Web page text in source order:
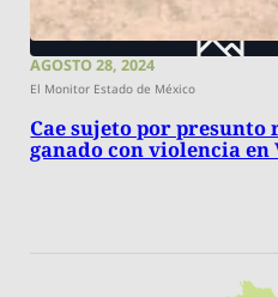
AGOSTO 28, 2024
El Monitor Estado de México
Cae sujeto por presunto
ganado con violencia